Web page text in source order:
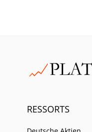
RESSORTS